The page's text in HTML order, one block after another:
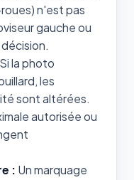
n'est pas
gauche ou
Si la photo
les
sont altérées.
autorisée ou
: Un marquage